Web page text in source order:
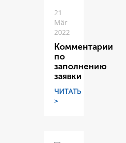
21
Mär
2022
Комментарии
по
заполнению
заявки
ЧИТАТЬ
>